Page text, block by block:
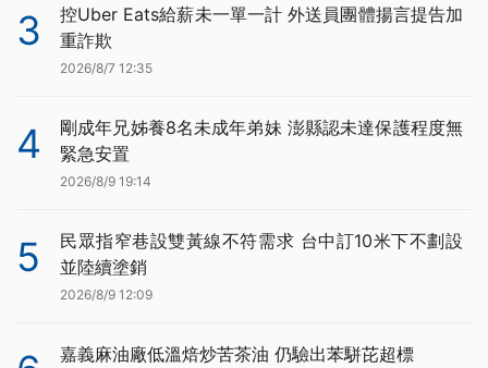
3
控Uber Eats給薪未一單一計 外送員團體揚言提告加
重詐欺
2026/8/7 12:35
4
剛成年兄姊養8名未成年弟妹 澎縣認未達保護程度無
緊急安置
2026/8/9 19:14
5
民眾指窄巷設雙黃線不符需求 台中訂10米下不劃設
並陸續塗銷
2026/8/9 12:09
嘉義麻油廠低溫焙炒苦茶油 仍驗出苯駢芘超標